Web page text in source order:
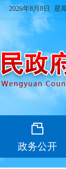
2026年8月8日 星
政务公开